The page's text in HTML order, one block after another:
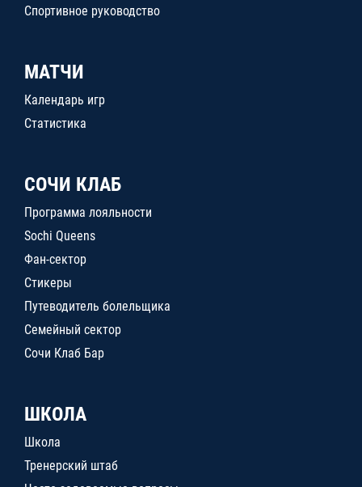
Спортивное руководство
МАТЧИ
Календарь игр
Статистика
СОЧИ КЛАБ
Программа лояльности
Sochi Queens
Фан-сектор
Стикеры
Путеводитель болельщика
Семейный сектор
Сочи Клаб Бар
ШКОЛА
Школа
Тренерский штаб